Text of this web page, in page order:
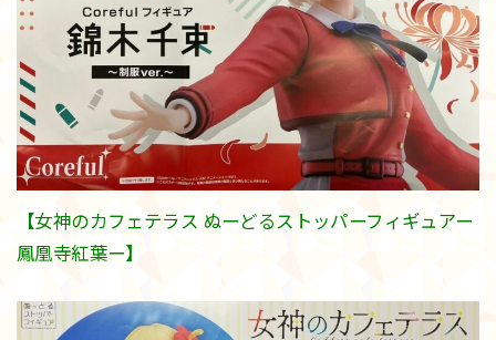
【女神のカフェテラス ぬーどるストッパーフィギュアー
鳳凰寺紅葉ー】